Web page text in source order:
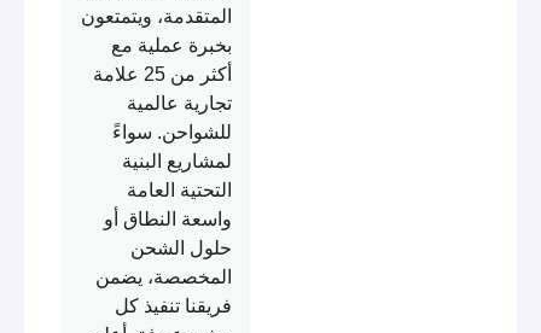
المتقدمة، ويتمتعون
بخبرة عملية مع
أكثر من 25 علامة
تجارية عالمية
للشواحن. سواءً
لمشاريع البنية
التحتية العامة
واسعة النطاق أو
حلول الشحن
المخصصة، يضمن
فريقنا تنفيذ كل